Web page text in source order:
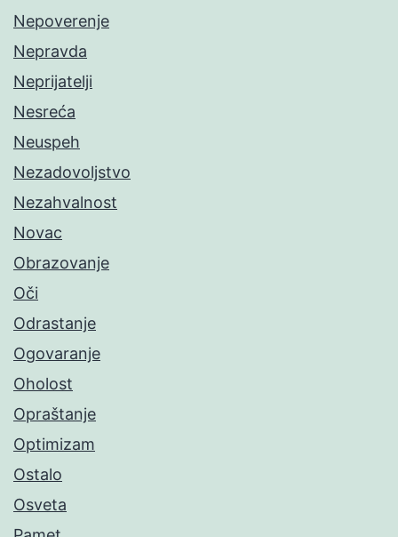
Nepoverenje
Nepravda
Neprijatelji
Nesreća
Neuspeh
Nezadovoljstvo
Nezahvalnost
Novac
Obrazovanje
Oči
Odrastanje
Ogovaranje
Oholost
Opraštanje
Optimizam
Ostalo
Osveta